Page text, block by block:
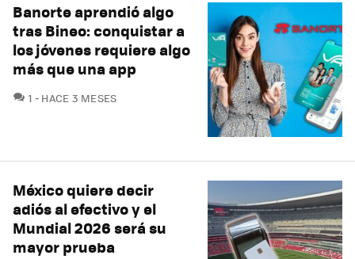
Banorte aprendió algo
tras Bineo: conquistar a
los jóvenes requiere algo
más que una app
1 COMENTARIOS
HACE 3 MESES
México quiere decir
adiós al efectivo y el
Mundial 2026 será su
mayor prueba